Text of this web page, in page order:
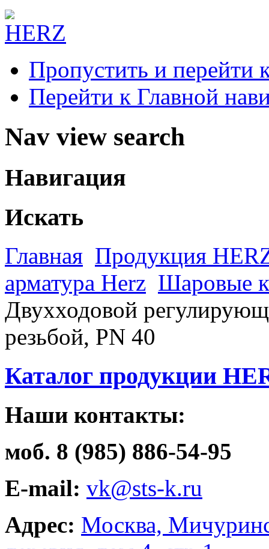
Пропустить и перейти
Перейти к Главной
Nav view search
Навигация
Искать
Главная Продукция
арматура Herz Шаровые
Двухходовой
резьбой, РN 40
Каталог продукции
Наши контакты:
моб. 8 (985) 886-54-95
E-mail: vk@sts-k.ru
Адрес: Москва,